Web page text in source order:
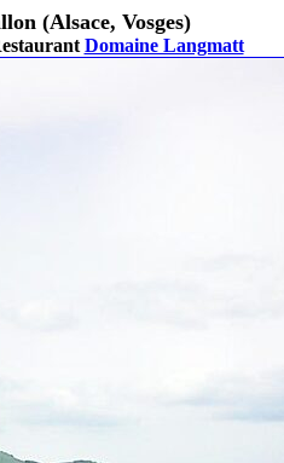
(Alsace, Vosges)
Domaine Langmatt